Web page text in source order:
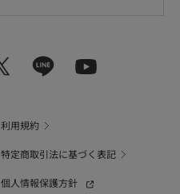
利用規約
特定商取引法に基づく表記
個人情報保護方針